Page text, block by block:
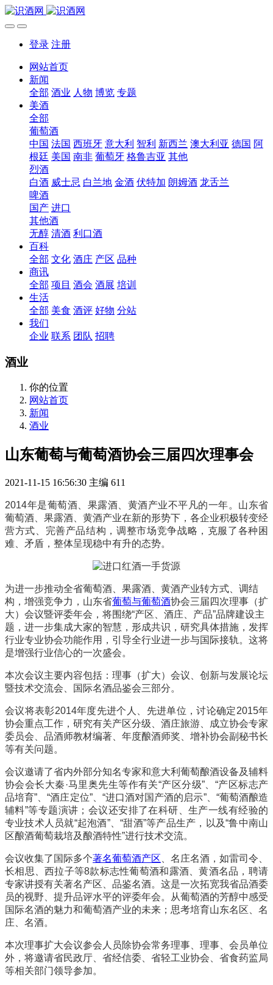
登录 注册
网站首页
新闻
全部 酒业 人物 博览 专题
美酒
全部
葡萄酒
中国 法国 西班牙 意大利 智利 新西兰 澳大利亚 德国 阿
根廷 美国 南非 葡萄牙 格鲁吉亚 其他
烈酒
白酒 威士忌 白兰地 金酒 伏特加 朗姆酒 龙舌兰
啤酒
国产 进口
其他酒
无醇 清酒 利口酒
百科
全部 文化 酒庄 产区 品种
商讯
全部 项目 酒会 酒展 培训
生活
全部 美食 酒评 好物 分站
我们
企业 联系 团队 招聘
酒业
你的位置
网站首页
新闻
酒业
山东葡萄与葡萄酒协会三届四次理事会
2021-11-15 16:56:30 主编 611
2014年是葡萄酒、果露酒、黄酒产业不平凡的一年。山东省
葡萄酒、果露酒、黄酒产业在新的形势下，各企业积极转变经
营方式、完善产品结构，调整市场竞争战略，克服了各种困
难、矛盾，整体呈现稳中有升的态势。
为进一步推动全省葡萄酒、果露酒、黄酒产业转方式、调结
构，增强竞争力，山东省葡萄与葡萄酒协会三届四次理事（扩
大）会议暨评委年会，将围绕“产区、酒庄、产品”品牌建设主
题，进一步集成大家的智慧，形成共识，研究具体措施，发挥
行业专业协会功能作用，引导全行业进一步与国际接轨。这将
是增强行业信心的一次盛会。
本次会议主要内容包括：理事（扩大）会议、创新与发展论坛
暨技术交流会、国际名酒品鉴会三部分。
会议将表彰2014年度先进个人、先进单位，讨论确定2015年
协会重点工作，研究有关产区分级、酒庄旅游、成立协会专家
委员会、品酒师教材编著、年度酿酒师奖、增补协会副秘书长
等有关问题。
会议邀请了省内外部分知名专家和意大利葡萄酿酒设备及辅料
协会会长大秦·马里奥先生等作有关“产区分级”、“产区标志产
品培育”、“酒庄定位”、“进口酒对国产酒的启示”、“葡萄酒酿造
辅料”等专题演讲；会议还安排了在科研、生产一线有经验的
专业技术人员就“起泡酒”、“甜酒”等产品生产，以及“鲁中南山
区酿酒葡萄栽培及酿酒特性”进行技术交流。
会议收集了国际多个著名葡萄酒产区 、名庄名酒，如雷司令、
长相思、西拉子等8款标志性葡萄酒和露酒、黄酒名品，聘请
专家讲授有关著名产区、品鉴名酒。这是一次拓宽我省品酒委
员的视野、提升品评水平的评委年会。从葡萄酒的芳醇中感受
国际名酒的魅力和葡萄酒产业的未来；思考培育山东名区、名
庄、名酒。
本次理事扩大会议参会人员除协会常务理事、理事、会员单位
外，将邀请省民政厅、省经信委、省轻工业协会、省食药监局
等相关部门领导参加。